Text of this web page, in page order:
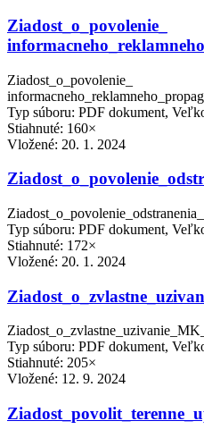
Ziadost_o_povolenie_
Ziadost_o_povolenie_
Typ súboru: PDF dokument,
Stiahnuté: 160×
Vložené: 20. 1. 2024
Typ súboru: PDF dokument,
Stiahnuté: 172×
Vložené: 20. 1. 2024
Typ súboru: PDF dokument,
Stiahnuté: 205×
Vložené: 12. 9. 2024